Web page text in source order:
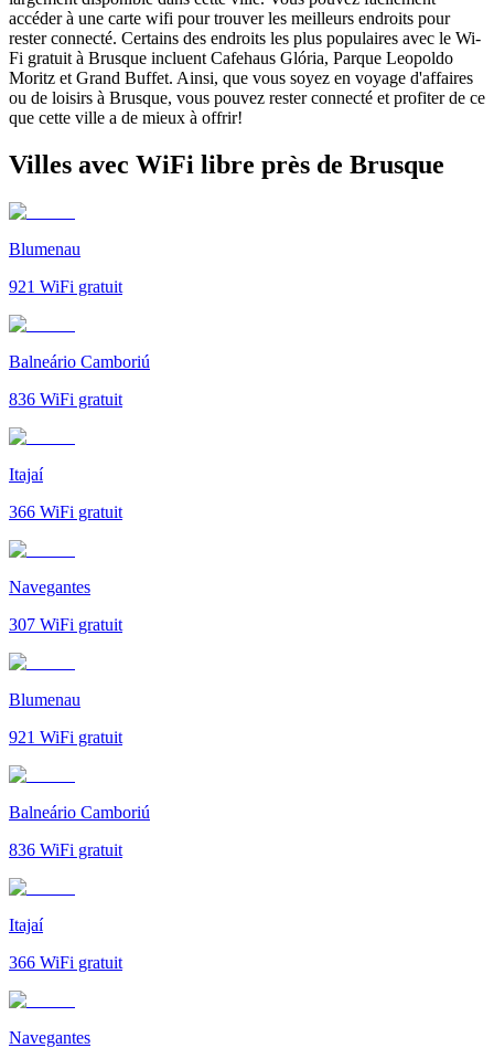
accéder à une carte wifi pour trouver les meilleurs endroits pour
rester connecté. Certains des endroits les plus populaires avec le Wi-
Fi gratuit à Brusque incluent Cafehaus Glória, Parque Leopoldo
Moritz et Grand Buffet. Ainsi, que vous soyez en voyage d'affaires
ou de loisirs à Brusque, vous pouvez rester connecté et profiter de ce
que cette ville a de mieux à offrir!
Villes avec WiFi libre près de Brusque
Blumenau
921 WiFi gratuit
Balneário Camboriú
836 WiFi gratuit
Itajaí
366 WiFi gratuit
Navegantes
307 WiFi gratuit
Blumenau
921 WiFi gratuit
Balneário Camboriú
836 WiFi gratuit
Itajaí
366 WiFi gratuit
Navegantes